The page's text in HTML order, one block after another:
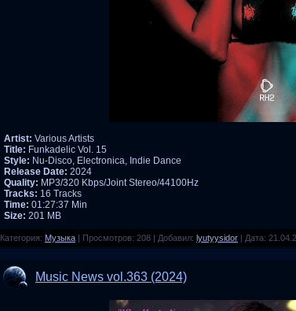
Artist: Various Artists
Title: Funkadelic Vol. 15
Style: Nu-Disco, Electronica, Indie Dance
Release Date: 2024
Quality: MP3/320 Kbps/Joint Stereo/44100Hz
Tracks: 16 Tracks
Time: 01:27:37 Min
Size: 201 MB
Категория: Музыка | Просмотров: 208 | Добавил: lyutyysidor | Дата:
Music News vol.363 (2024)